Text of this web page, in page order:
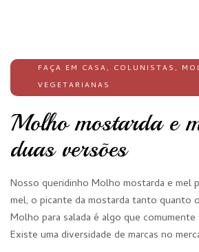
FAÇA EM CASA, COLUNISTAS,
VEGETARIANAS
Molho mostarda e
duas versões
Nosso queridinho Molho mostarda e mel
mel, o picante da mostarda tanto quanto
Molho para salada é algo que comumente
Existe uma diversidade de marcas no